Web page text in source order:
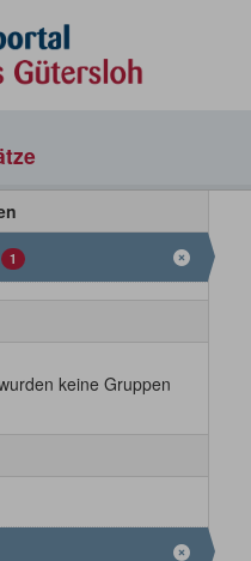
1
keine Gruppen